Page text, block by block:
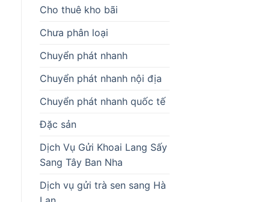
Cho thuê kho bãi
Chưa phân loại
Chuyển phát nhanh
Chuyển phát nhanh nội địa
Chuyển phát nhanh quốc tế
Đặc sản
Dịch Vụ Gửi Khoai Lang Sấy
Sang Tây Ban Nha
Dịch vụ gửi trà sen sang Hà